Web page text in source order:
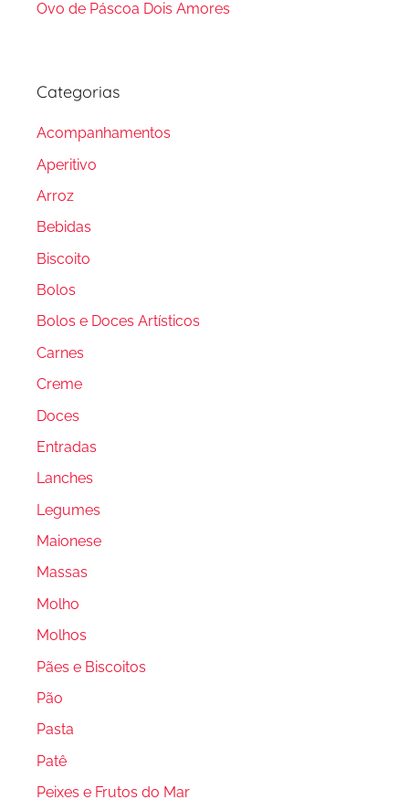
Ovo de Páscoa Dois Amores
Categorias
Acompanhamentos
Aperitivo
Arroz
Bebidas
Biscoito
Bolos
Bolos e Doces Artísticos
Carnes
Creme
Doces
Entradas
Lanches
Legumes
Maionese
Massas
Molho
Molhos
Pães e Biscoitos
Pão
Pasta
Patê
Peixes e Frutos do Mar